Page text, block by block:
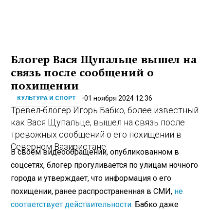
Блогер Вася Щупальце вышел на
связь после сообщений о
похищении
КУЛЬТУРА И СПОРТ 01 ноября 2024 12:36
Тревел-блогер Игорь Бабко, более известный
как Вася Щупальце, вышел на связь после
тревожных сообщений о его похищении в
Северном Вазиристане.
В своем видеообращении, опубликованном в
соцсетях, блогер прогуливается по улицам ночного
города и утверждает, что информация о его
похищении, ранее распространенная в СМИ, не
соответствует действительности. Бабко даже